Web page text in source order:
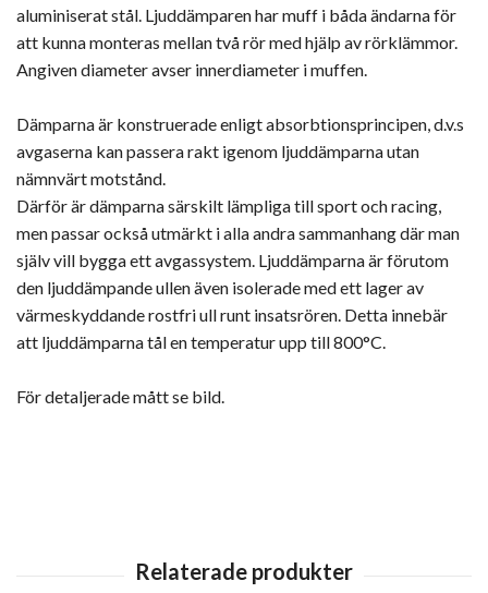
aluminiserat stål. Ljuddämparen har muff i båda ändarna för
att kunna monteras mellan två rör med hjälp av rörklämmor.
Angiven diameter avser innerdiameter i muffen.
Dämparna är konstruerade enligt absorbtionsprincipen, d.v.s
avgaserna kan passera rakt igenom ljuddämparna utan
nämnvärt motstånd.
Därför är dämparna särskilt lämpliga till sport och racing,
men passar också utmärkt i alla andra sammanhang där man
själv vill bygga ett avgassystem. Ljuddämparna är förutom
den ljuddämpande ullen även isolerade med ett lager av
värmeskyddande rostfri ull runt insatsrören. Detta innebär
att ljuddämparna tål en temperatur upp till 800°C.
För detaljerade mått se bild.